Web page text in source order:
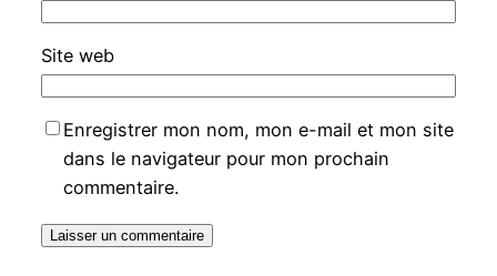
Site web
Enregistrer mon nom, mon e-mail et mon site
dans le navigateur pour mon prochain
commentaire.